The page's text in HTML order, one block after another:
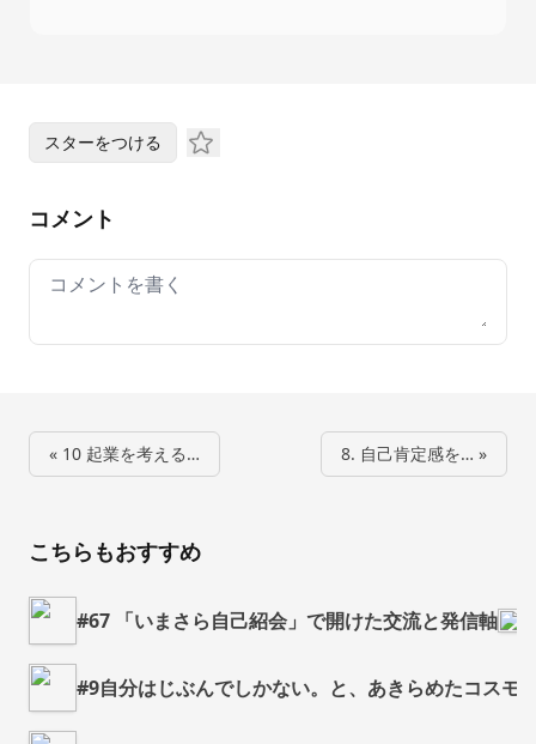
スターをつける
コメント
Your comment
« 10 起業を考える… 8. 自己肯定感を… »
こちらもおすすめ
#67 「いまさら自己紹会」で開けた交流と発信軸 【
#9自分はじぶんでしかない。と、あきらめたコスモ